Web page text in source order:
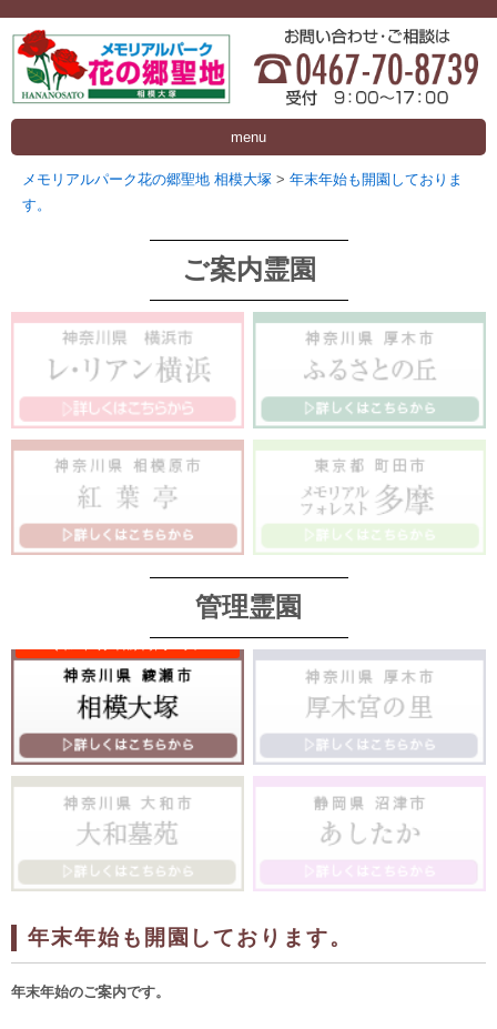
menu
メモリアルパーク花の郷聖地 相模大塚 > 年末年始も開園しておりま
す。
ご案内霊園
管理霊園
年末年始も開園しております。
年末年始のご案内です。